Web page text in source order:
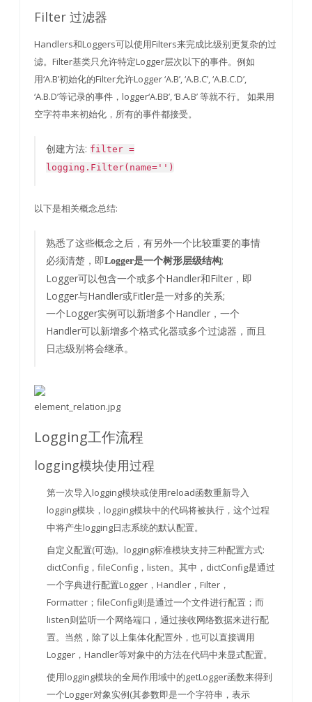
Filter 过滤器
Handlers和Loggers可以使用Filters来完成比级别更复杂的过
滤。Filter基类只允许特定Logger层次以下的事件。例如
用‘A.B’初始化的Filter允许Logger ‘A.B’, ‘A.B.C’, ‘A.B.C.D’,
‘A.B.D’等记录的事件，logger‘A.BB’, ‘B.A.B’ 等就不行。 如果用
空字符串来初始化，所有的事件都接受。
创建方法: filter =
logging.Filter(name='')
以下是相关概念总结:
熟悉了这些概念之后，有另外一个比较重要的事情
必须清楚，即Logger是一个树形层级结构;
Logger可以包含一个或多个Handler和Filter，即
Logger与Handler或Fitler是一对多的关系;
一个Logger实例可以新增多个Handler，一个
Handler可以新增多个格式化器或多个过滤器，而且
日志级别将会继承。
element_relation.jpg
Logging工作流程
logging模块使用过程
第一次导入logging模块或使用reload函数重新导入
logging模块，logging模块中的代码将被执行，这个过程
中将产生logging日志系统的默认配置。
自定义配置(可选)。logging标准模块支持三种配置方式:
dictConfig，fileConfig，listen。其中，dictConfig是通过
一个字典进行配置Logger，Handler，Filter，
Formatter；fileConfig则是通过一个文件进行配置；而
listen则监听一个网络端口，通过接收网络数据来进行配
置。当然，除了以上集体化配置外，也可以直接调用
Logger，Handler等对象中的方法在代码中来显式配置。
使用logging模块的全局作用域中的getLogger函数来得到
一个Logger对象实例(其参数即是一个字符串，表示